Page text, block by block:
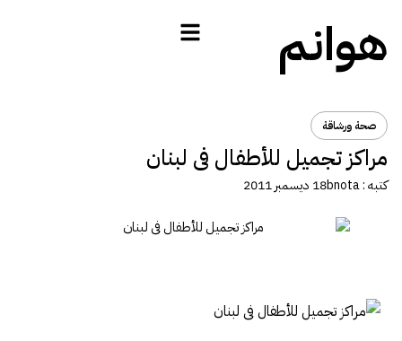
هوانم
صحة ورشاقة
مراكز تجميل للأطفال فى لبنان
كتبه :bnota18 ديسمبر 2011